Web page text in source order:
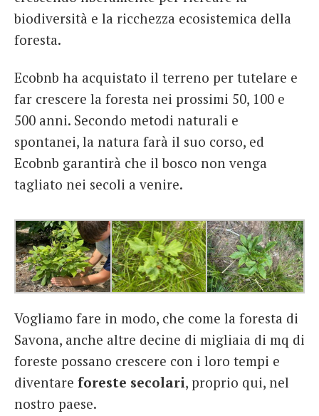
biodiversità e la ricchezza ecosistemica della
foresta.
Ecobnb ha acquistato il terreno per tutelare e
far crescere la foresta nei prossimi 50, 100 e
500 anni. Secondo metodi naturali e
spontanei, la natura farà il suo corso, ed
Ecobnb garantirà che il bosco non venga
tagliato nei secoli a venire.
Vogliamo fare in modo, che come la foresta di
Savona, anche altre decine di migliaia di mq di
foreste possano crescere con i loro tempi e
diventare foreste secolari, proprio qui, nel
nostro paese.